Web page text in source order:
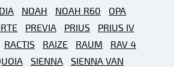
NOAH NOAH R60
OPA
PREVIA PRIUS
PRIUS IV
RACTIS RAIZE RAUM
RAV 4
SIENNA
SIENNA VAN